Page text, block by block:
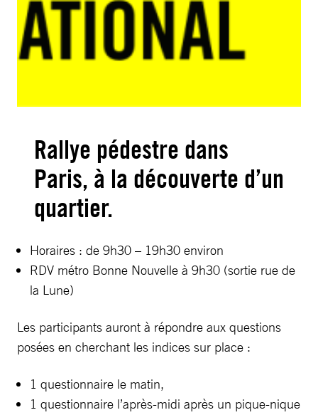
Rallye pédestre dans
Paris, à la découverte d’un
quartier.
Horaires : de 9h30 – 19h30 environ
RDV métro Bonne Nouvelle à 9h30 (sortie rue de
la Lune)
Les participants auront à répondre aux questions
posées en cherchant les indices sur place :
1 questionnaire le matin,
1 questionnaire l’après-midi après un pique-nique